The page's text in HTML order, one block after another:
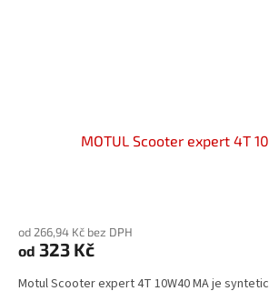
MOTUL Scooter expert 4T
produktu
je
z
od 266,94 Kč bez DPH
od 323 Kč
Motul Scooter expert 4T 10W40 MA je